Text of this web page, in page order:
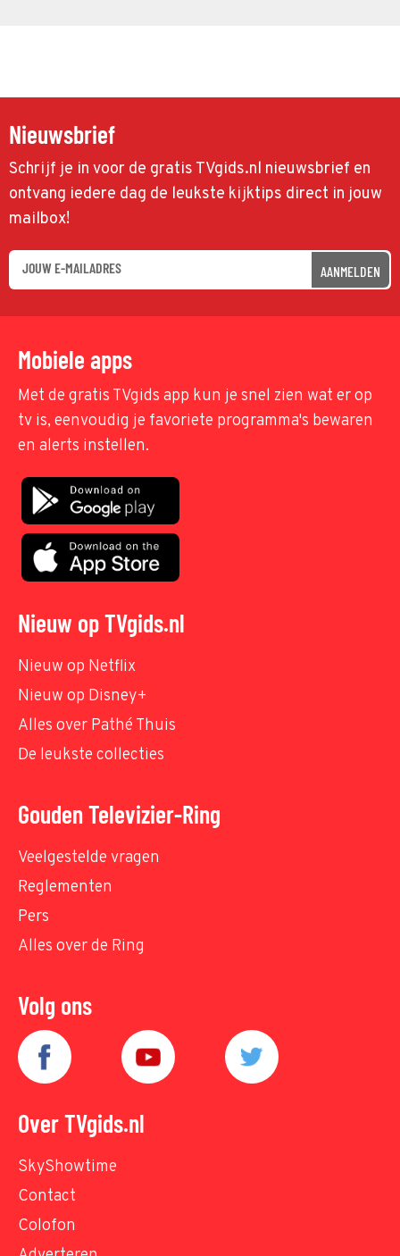
Nieuwsbrief
Schrijf je in voor de gratis TVgids.nl nieuwsbrief en
ontvang iedere dag de leukste kijktips direct in jouw
mailbox!
AANMELDEN
Mobiele apps
Met de gratis TVgids app kun je snel zien wat er op
tv is, eenvoudig je favoriete programma's bewaren
en alerts instellen.
Nieuw op TVgids.nl
Nieuw op Netflix
Nieuw op Disney+
Alles over Pathé Thuis
De leukste collecties
Gouden Televizier-Ring
Veelgestelde vragen
Reglementen
Pers
Alles over de Ring
Volg ons
Over TVgids.nl
SkyShowtime
Contact
Colofon